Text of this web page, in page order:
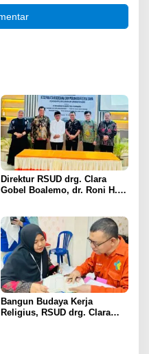
Direktur RSUD drg. Clara
Gobel Boalemo, dr. Roni H.
Uronefrologi
Bangun Budaya Kerja
Religius, RSUD drg. Clara